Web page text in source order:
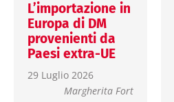
L’importazione in
Europa di DM
provenienti da
Paesi extra-UE
29 Luglio 2026
Margherita Fort